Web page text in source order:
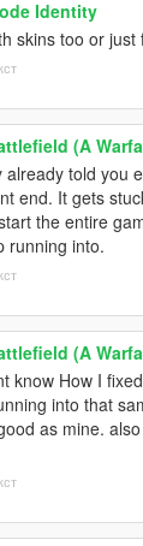
Identity
skins too or just
(A
already told you
end. It gets
the entire
running into.
(A
know How I
into that
as mine.